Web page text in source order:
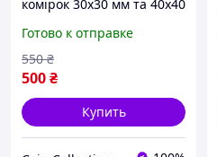
комірок 30х30 мм та 40х40
колекціонування
Готово к отправке
500₴
550 ₴
Купить